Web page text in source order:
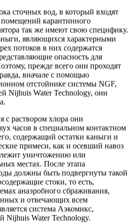
сточных вод, в который входят
карантинного
так же имеют свою специфику.
являющихся характерными
потоков в них содержатся
опасность для
прежде всего они проходят
вначале с помощью
отстойнике системы NGF,
Nijhuis Water Technology, они
с раствором хлора они
часов в специальном контактном
содержащий остатки каныги и
примеси, как и осевший навоз
уничтожению или
местах. После этапа
должны быть подвергнуты такой
стоки, то есть,
анаэробного сбраживания,
и отвечающих всем
система Аэкомикс,
Nijhuis Water Technology.